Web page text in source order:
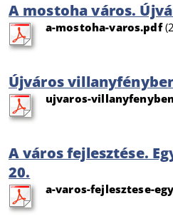
A mostoha város.
a-mostoha-varos.pdf
Újváros
ujvaros-
A város fejlesztése.
20.
a-varos-fejlesztese-